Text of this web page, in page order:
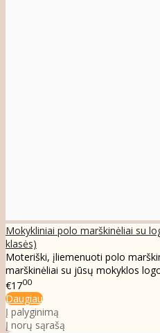
Mokykliniai polo marškinėliai su
klasės)
Moteriški, įliemenuoti polo
marškinėliai su jūsų mokyklos
€1700
Daugiau
Į palyginimą
Į norų sąrašą